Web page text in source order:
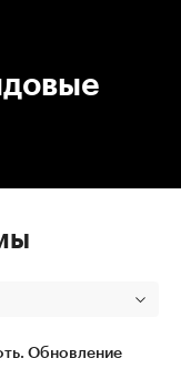
Обновление